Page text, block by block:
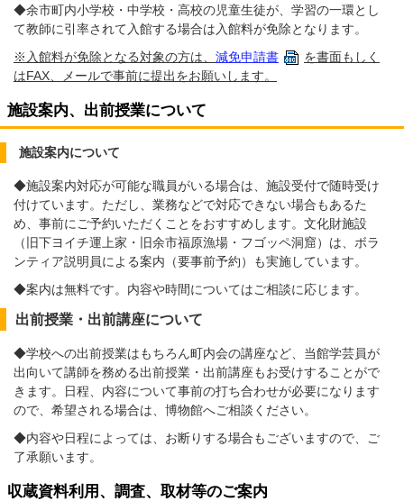
◆余市町内小学校・中学校・高校の児童生徒が、学習の一環とし
て教師に引率されて入館する場合は入館料が免除となります。
※入館料が免除となる対象の方は、 減免申請書
を書面もしく
はFAX、メールで事前に提出をお願いします。
施設案内、出前授業について
施設案内について
◆施設案内対応が可能な職員がいる場合は、施設受付で随時受け
付けています。ただし、業務などで対応できない場合もあるた
め、事前にご予約いただくことをおすすめします。文化財施設
（旧下ヨイチ運上家・旧余市福原漁場・フゴッペ洞窟）は、ボラ
ンティア説明員による案内（要事前予約）も実施しています。
◆案内は無料です。内容や時間についてはご相談に応じます。
出前授業・出前講座について
◆学校への出前授業はもちろん町内会の講座など、当館学芸員が
出向いて講師を務める出前授業・出前講座もお受けすることがで
きます。日程、内容について事前の打ち合わせが必要になります
ので、希望される場合は、博物館へご相談ください。
◆内容や日程によっては、お断りする場合もございますので、ご
了承願います。
収蔵資料利用、調査、取材等のご案内